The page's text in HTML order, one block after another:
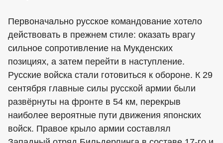
Первоначально русское командование хотело
действовать в прежнем стиле: оказать врагу
сильное сопротивление на Мукденских
позициях, а затем перейти в наступление.
Русские войска стали готовиться к обороне. К 29
сентября главные силы русской армии были
развёрнуты на фронте в 54 км, перекрыв
наиболее вероятные пути движения японских
войск. Правое крыло армии составлял